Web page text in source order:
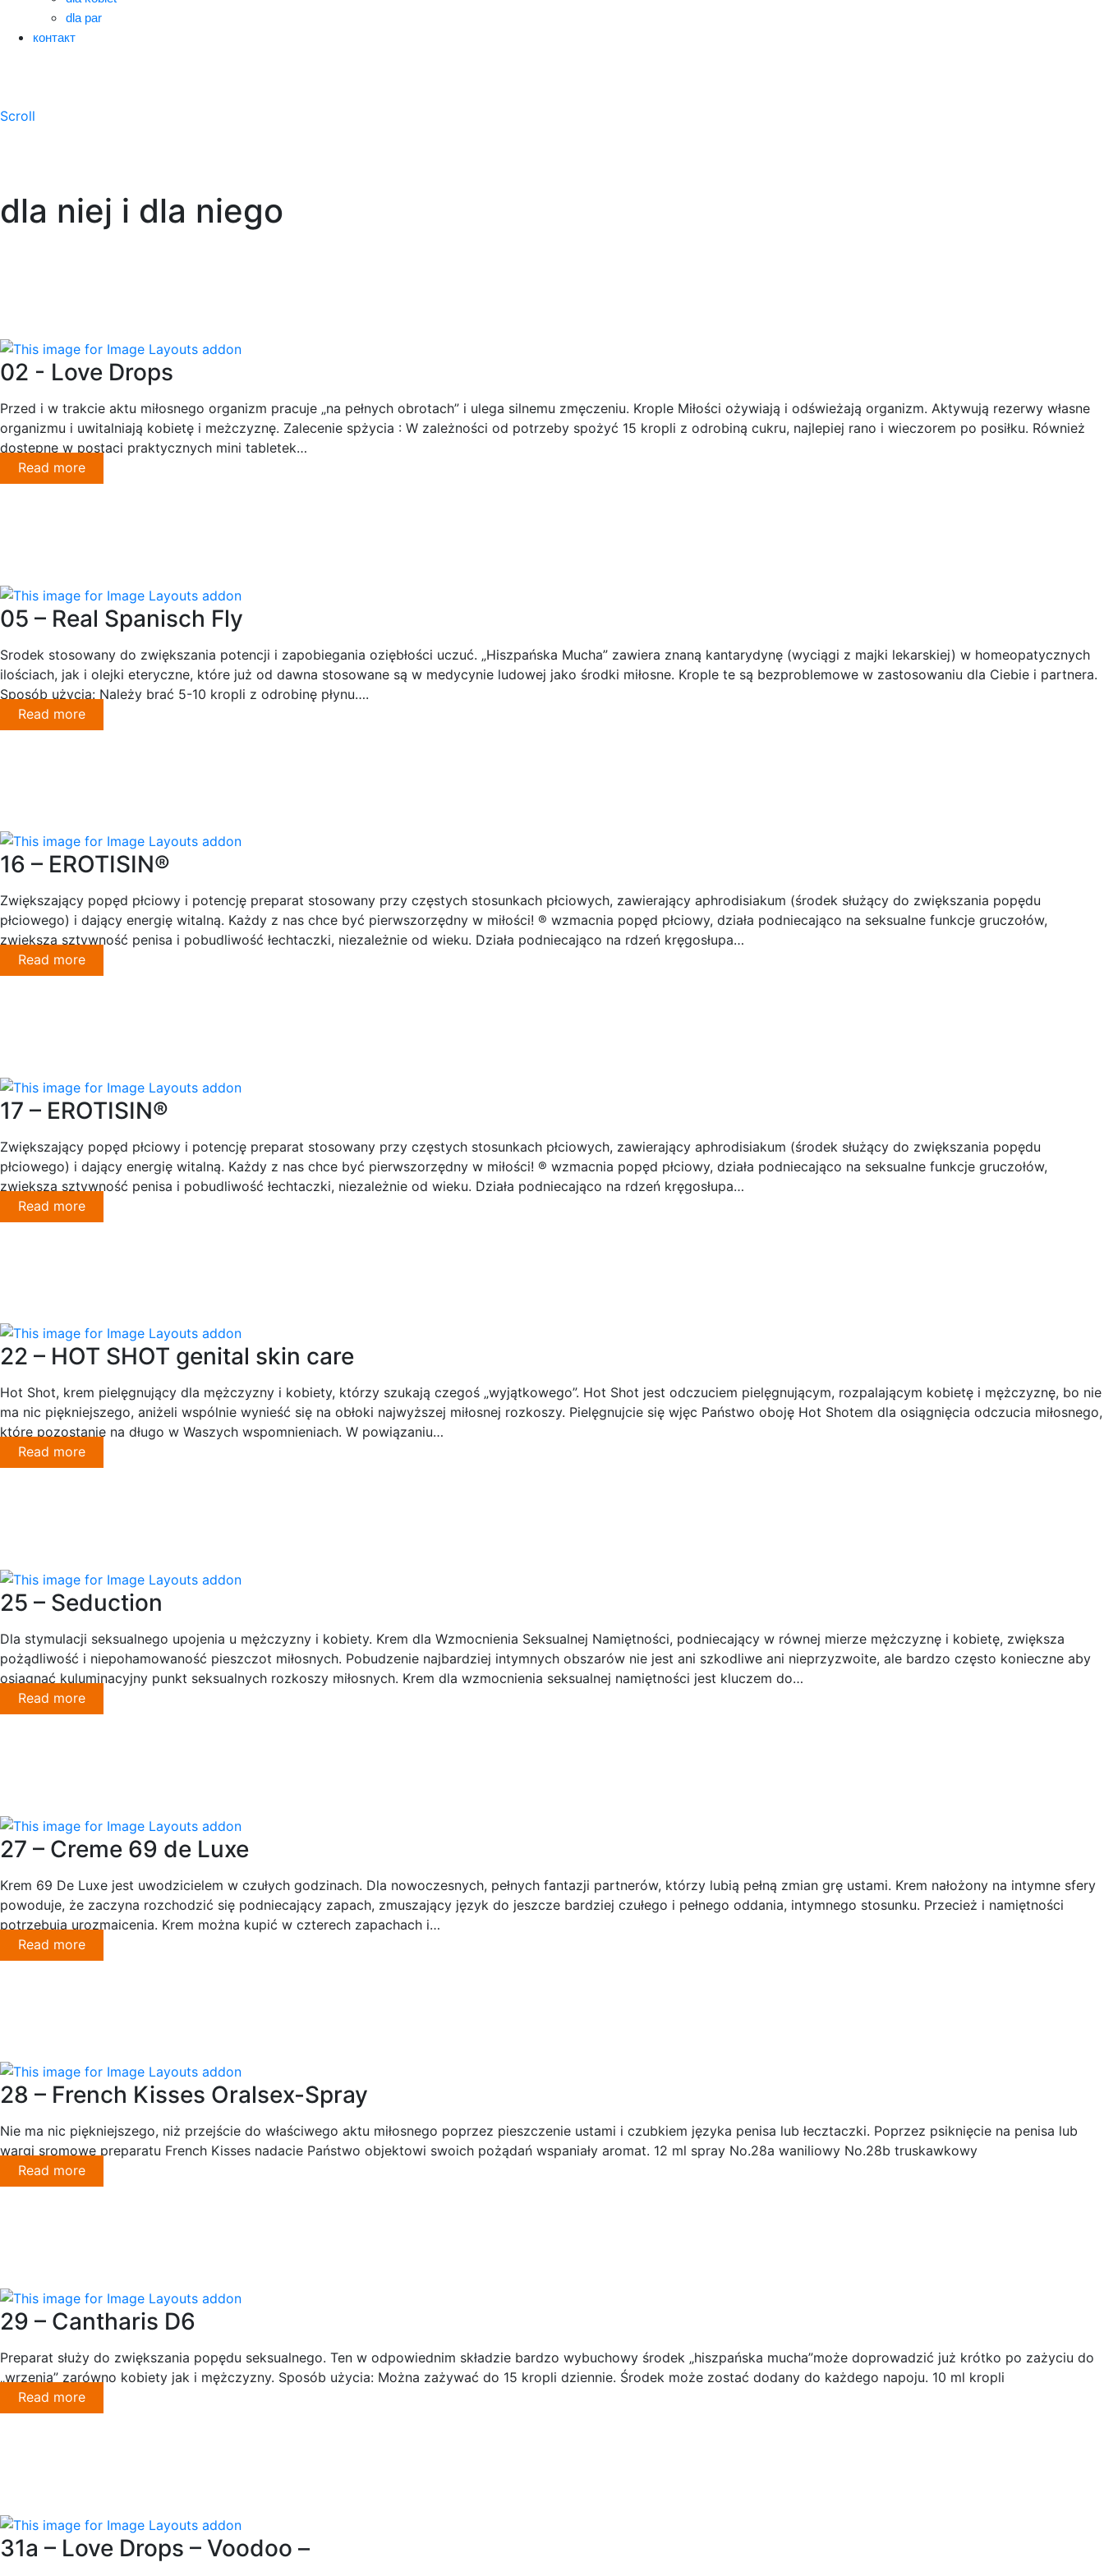
dla par
контакт
Scroll
dla niej i dla niego
02 - Love Drops
Przed i w trakcie aktu miłosnego organizm pracuje „na pełnych obrotach” i ulega silnemu zmęczeniu. Krople Miłości ożywiają i odświeżają organizm. Aktywują rezerwy własne
organizmu i uwitalniają kobietę i meżczyznę. Zalecenie spżycia : W zależności od potrzeby spożyć 15 kropli z odrobiną cukru, najlepiej rano i wieczorem po posiłku. Również
dostępne w postaci praktycznych mini tabletek…
Read more
05 – Real Spanisch Fly
Srodek stosowany do zwiększania potencji i zapobiegania oziębłości uczuć. „Hiszpańska Mucha” zawiera znaną kantarydynę (wyciągi z majki lekarskiej) w homeopatycznych
ilościach, jak i olejki eteryczne, które już od dawna stosowane są w medycynie ludowej jako środki miłosne. Krople te są bezproblemowe w zastosowaniu dla Ciebie i partnera.
Sposób użycia: Należy brać 5-10 kropli z odrobinę płynu….
Read more
16 – EROTISIN®
Zwiększający popęd płciowy i potencję preparat stosowany przy częstych stosunkach płciowych, zawierający aphrodisiakum (środek służący do zwiększania popędu
płciowego) i dający energię witalną. Każdy z nas chce być pierwszorzędny w miłości! ® wzmacnia popęd płciowy, działa podniecająco na seksualne funkcje gruczołów,
zwiększa sztywność penisa i pobudliwość łechtaczki, niezależnie od wieku. Działa podniecająco na rdzeń kręgosłupa…
Read more
17 – EROTISIN®
Zwiększający popęd płciowy i potencję preparat stosowany przy częstych stosunkach płciowych, zawierający aphrodisiakum (środek służący do zwiększania popędu
płciowego) i dający energię witalną. Każdy z nas chce być pierwszorzędny w miłości! ® wzmacnia popęd płciowy, działa podniecająco na seksualne funkcje gruczołów,
zwiększa sztywność penisa i pobudliwość łechtaczki, niezależnie od wieku. Działa podniecająco na rdzeń kręgosłupa…
Read more
22 – HOT SHOT genital skin care
Hot Shot, krem pielęgnujący dla mężczyzny i kobiety, którzy szukają czegoś „wyjątkowego”. Hot Shot jest odczuciem pielęgnującym, rozpalającym kobietę i mężczyznę, bo nie
ma nic piękniejszego, aniżeli wspólnie wynieść się na obłoki najwyższej miłosnej rozkoszy. Pielęgnujcie się wjęc Państwo oboję Hot Shotem dla osiągnięcia odczucia miłosnego,
które pozostanie na długo w Waszych wspomnieniach. W powiązaniu…
Read more
25 – Seduction
Dla stymulacji seksualnego upojenia u mężczyzny i kobiety. Krem dla Wzmocnienia Seksualnej Namiętności, podniecający w równej mierze mężczyznę i kobietę, zwiększa
pożądliwość i niepohamowaność pieszczot miłosnych. Pobudzenie najbardziej intymnych obszarów nie jest ani szkodliwe ani nieprzyzwoite, ale bardzo często konieczne aby
osiągnąć kuluminacyjny punkt seksualnych rozkoszy miłosnych. Krem dla wzmocnienia seksualnej namiętności jest kluczem do…
Read more
27 – Creme 69 de Luxe
Krem 69 De Luxe jest uwodzicielem w czułych godzinach. Dla nowoczesnych, pełnych fantazji partnerów, którzy lubią pełną zmian grę ustami. Krem nałożony na intymne sfery
powoduje, że zaczyna rozchodzić się podniecający zapach, zmuszający język do jeszcze bardziej czułego i pełnego oddania, intymnego stosunku. Przecież i namiętności
potrzebują urozmaicenia. Krem można kupić w czterech zapachach i…
Read more
28 – French Kisses Oralsex-Spray
Nie ma nic piękniejszego, niż przejście do właściwego aktu miłosnego poprzez pieszczenie ustami i czubkiem języka penisa lub łecztaczki. Poprzez psiknięcie na penisa lub
wargi sromowe preparatu French Kisses nadacie Państwo objektowi swoich pożądań wspaniały aromat. 12 ml spray No.28a waniliowy No.28b truskawkowy
Read more
29 – Cantharis D6
Preparat służy do zwiększania popędu seksualnego. Ten w odpowiednim składzie bardzo wybuchowy środek „hiszpańska mucha”może doprowadzić już krótko po zażyciu do
„wrzenia” zarówno kobiety jak i mężczyzny. Sposób użycia: Można zażywać do 15 kropli dziennie. Środek może zostać dodany do każdego napoju. 10 ml kropli
Read more
31a – Love Drops – Voodoo –